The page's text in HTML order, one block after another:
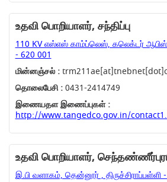
உதவி பொறியாளர், சந்திப்பு
110 KV எஸ்எஸ் காம்ப்லெஸ், கலெக்டர் ஆபிஸ்
- 620 001
மின்னஞ்சல் :
தொலைபேசி :0431-2414749
இணையதள இணைப்புகள் :
http://www.tangedco.gov.in/
உதவி பொறியாளர்,
இ.பி வளாகம், தென்னூர் , திருச்சிராப்பள்ளி